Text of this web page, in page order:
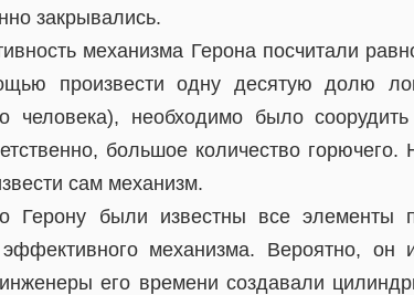
закрывались.
механизма Герона посчитали
произвести одну десятую долю
человека), необходимо было
большое количество горючего.
сам механизм.
Герону были известны все элементы
механизма. Вероятно, он
его времени создавали